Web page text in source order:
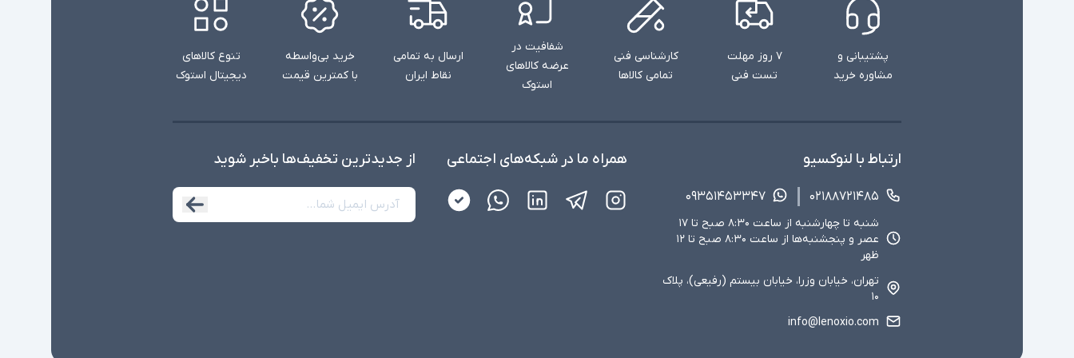
پشتیبانی و
مشاوره خرید
۷ روز مهلت
تست فنی
کارشناسی فنی
تمامی کالاها
شفافیت در
عرضه کالاهای
استوک
ارسال به تمامی
نقاط ایران
خرید بی‌واسطه
با کمترین قیمت
تنوع کالاهای
دیجیتال استوک
ارتباط با لنوکسیو
۰۲۱۸۸۷۲۱۴۸۵ ۰۹۳۵۱۴۵۳۳۴۷
شنبه تا چهارشنبه از ساعت ۸:۳۰ صبح تا ۱۷
عصر و پنجشنبه‌ها از ساعت ۸:۳۰ صبح تا ۱۲
ظهر
تهران، خیابان وزرا، خیابان بیستم (رفیعی)، پلاک
۱۰
info@lenoxio.com
همراه ما در شبکه‌های اجتماعی از جدید‌ترین تخفیف‌ها با‌خبر شوید